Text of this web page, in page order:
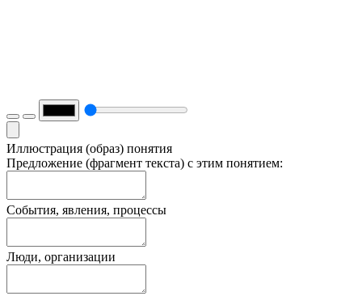
Иллюстрация (образ) понятия
Предложение (фрагмент текста) с этим понятием:
События, явления, процессы
Люди, организации